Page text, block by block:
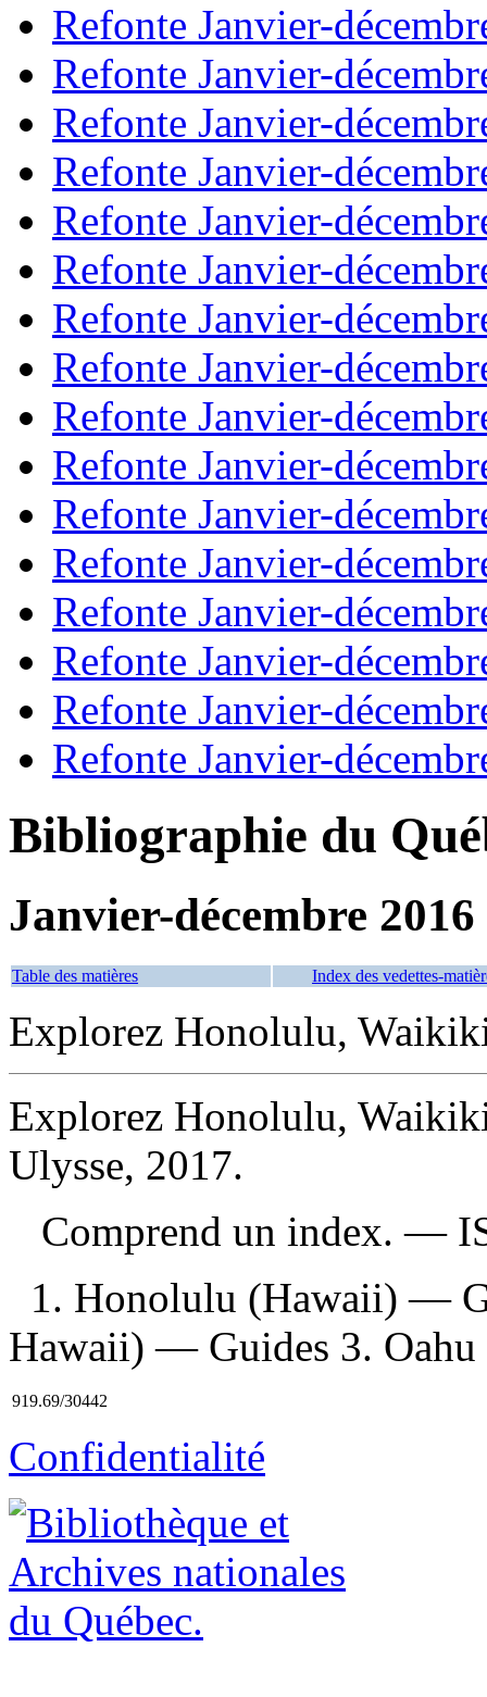
Refonte Janvier-
Refonte Janvier-
Refonte Janvier-
Refonte Janvier-
Refonte Janvier-
Refonte Janvier-
Refonte Janvier-
Refonte Janvier-
Refonte Janvier-
Refonte Janvier-
Refonte Janvier-
Refonte Janvier-
Refonte Janvier-
Refonte Janvier-
Refonte Janvier-
Refonte Janvier-
Bibliographie du
Janvier-décembre 2016
Table des matières Index des vedettes-
Explorez Honolulu,
Explorez Honolulu,
Ulysse, 2017.
Comprend un index. —
1. Honolulu (Hawaii) —
Hawaii) — Guides 3.
919.69/30442
Confidentialité